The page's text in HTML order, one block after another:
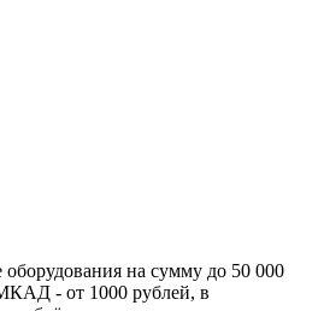
оборудования на сумму до 50 000
- от 1000 рублей, в